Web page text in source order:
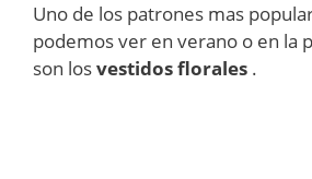
Uno de los patrones mas
podemos ver en verano o en la
son losvestidos florales .